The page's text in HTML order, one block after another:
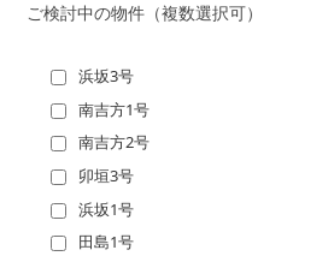
ご検討中の物件（複数選択可）
浜坂3号
南吉方1号
南吉方2号
卯垣3号
浜坂1号
田島1号
建替
売却相談
注文・請負新築
注文・請負新築の場合お選びくださ
土地を所有している
土地を所有していな